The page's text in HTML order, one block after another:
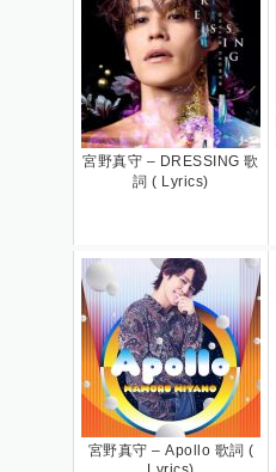
宮野真守 – DRESSING 歌
詞 ( Lyrics)
宮野真守 – Apollo 歌詞 (